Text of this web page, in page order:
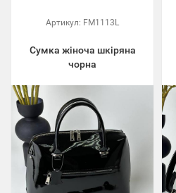
Артикул: FM1113L
Сумка жіноча шкіряна
чорна